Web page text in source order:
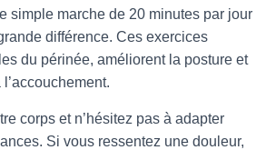
simple marche de 20 minutes par jour
différence. Ces exercices
du périnée, améliorent la posture et
corps et n’hésitez pas à adapter
Si vous ressentez une douleur,